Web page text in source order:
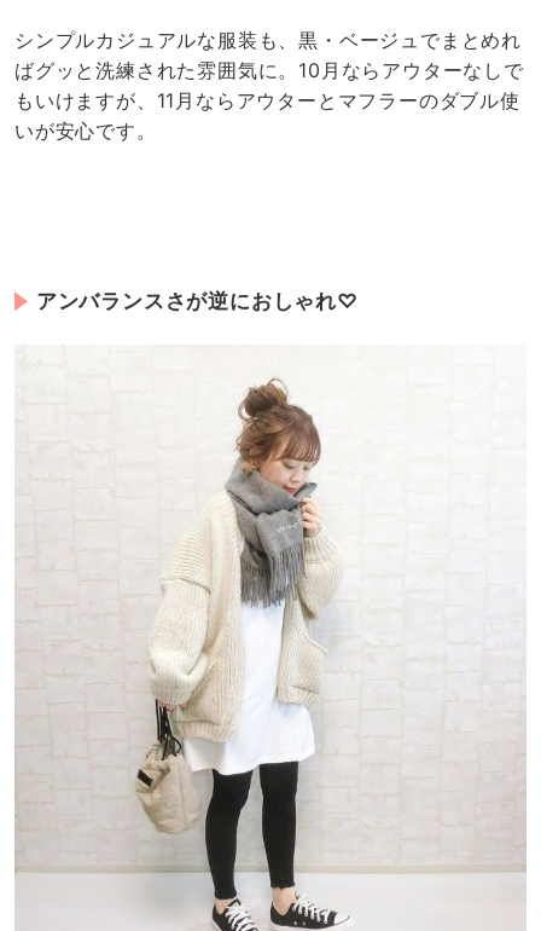
シンプルカジュアルな服装も、黒・ベージュでまとめれ
ばグッと洗練された雰囲気に。10月ならアウターなしで
もいけますが、11月ならアウターとマフラーのダブル使
いが安心です。
アンバランスさが逆におしゃれ♡